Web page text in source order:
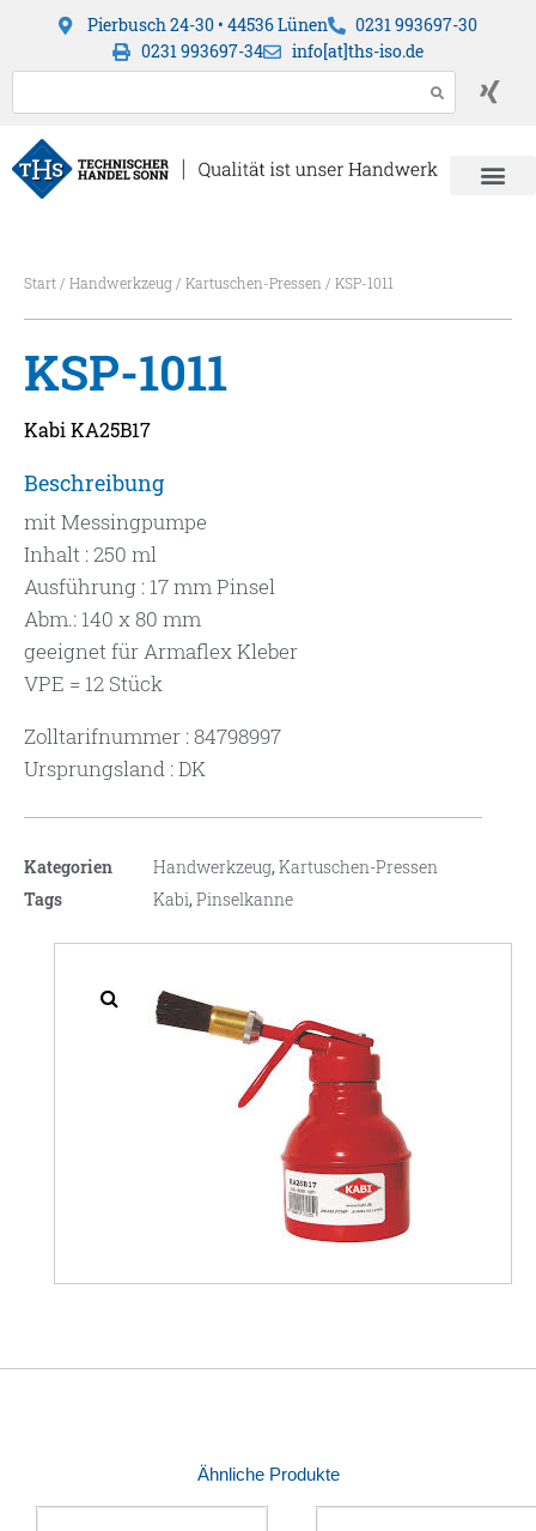
Pierbusch 24-30 • 44536 Lünen
0231 993697-30
0231 993697-34
info[at]ths-iso.de
Start/ Handwerkzeug/ Kartuschen-Pressen / KSP-1011
KSP-1011
Kabi KA25B17
Beschreibung
mit Messingpumpe
Inhalt : 250 ml
Ausführung : 17 mm Pinsel
Abm.: 140 x 80 mm
geeignet für Armaflex Kleber
VPE = 12 Stück
Zolltarifnummer : 84798997
Ursprungsland : DK
Kategorien Handwerkzeug,Kartuschen-Pressen
Tags
Kabi,Pinselkanne
Ähnliche Produkte